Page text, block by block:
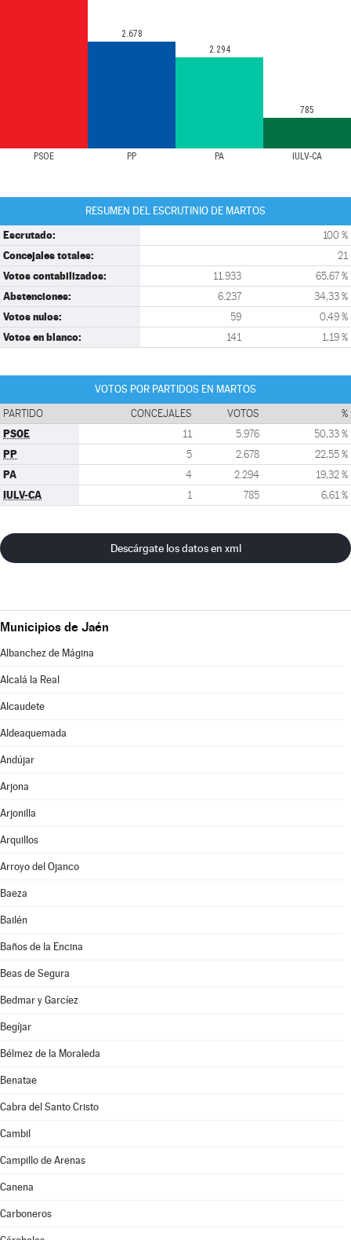
PSOE PP PA IULV-CA
2.678
2.294
785
RESUMEN DEL ESCRUTINIO DE MARTOS
Escrutado: 100 %
Concejales totales: 21
Votos contabilizados: 11.933 65,67 %
Abstenciones: 6.237 34,33 %
Votos nulos: 59 0,49 %
Votos en blanco: 141 1,19 %
VOTOS POR PARTIDOS EN MARTOS
PARTIDO CONCEJALES VOTOS %
PSOE 11 5.976 50,33 %
PP 5 2.678 22,55 %
PA 4 2.294 19,32 %
IULV-CA 1 785 6,61 %
Descárgate los datos en xml
Municipios de Jaén
Albanchez de Mágina
Alcalá la Real
Alcaudete
Aldeaquemada
Andújar
Arjona
Arjonilla
Arquillos
Arroyo del Ojanco
Baeza
Bailén
Baños de la Encina
Beas de Segura
Bedmar y Garcíez
Begíjar
Bélmez de la Moraleda
Benatae
Cabra del Santo Cristo
Cambil
Campillo de Arenas
Canena
Carboneros